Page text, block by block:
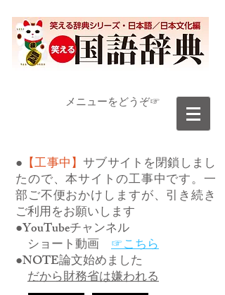
​メニューをどうぞ☞
● 【工事中】サブサイトを閉鎖しまし
たので、本サイトの工事中です。一
部ご不便おかけしますが、引き続き
ご利用をお願いします
●YouTubeチャンネル
ショート動画 ☞こちら
●NOTE論文始めました
だから財務省は嫌われる